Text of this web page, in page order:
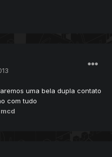
uma bela dupla contato
com tudo